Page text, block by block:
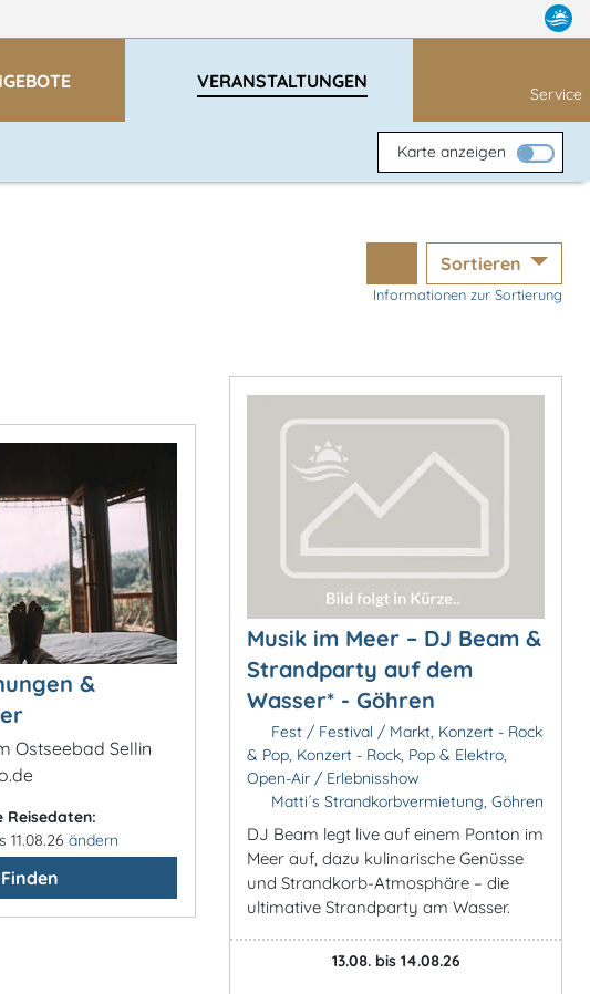
VERANSTALTUNGEN
Service
Karte anzeigen
Sortieren
Informationen zur Sortierung
&
Ostseebad Sellin
Reisedaten:
11.08.26 ändern
Finden
Musik im Meer – DJ Beam &
Strandparty auf dem
Wasser* - Göhren
Fest / Festival / Markt, Konzert - Rock
& Pop, Konzert - Rock, Pop & Elektro,
Open-Air / Erlebnisshow
Matti´s Strandkorbvermietung, Göhren
DJ Beam legt live auf einem Ponton im
Meer auf, dazu kulinarische Genüsse
und Strandkorb-Atmosphäre – die
ultimative Strandparty am Wasser.
13.08. bis 14.08.26